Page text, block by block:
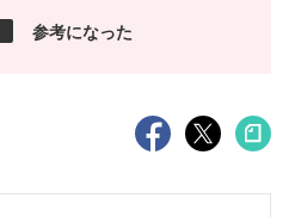
参考になった